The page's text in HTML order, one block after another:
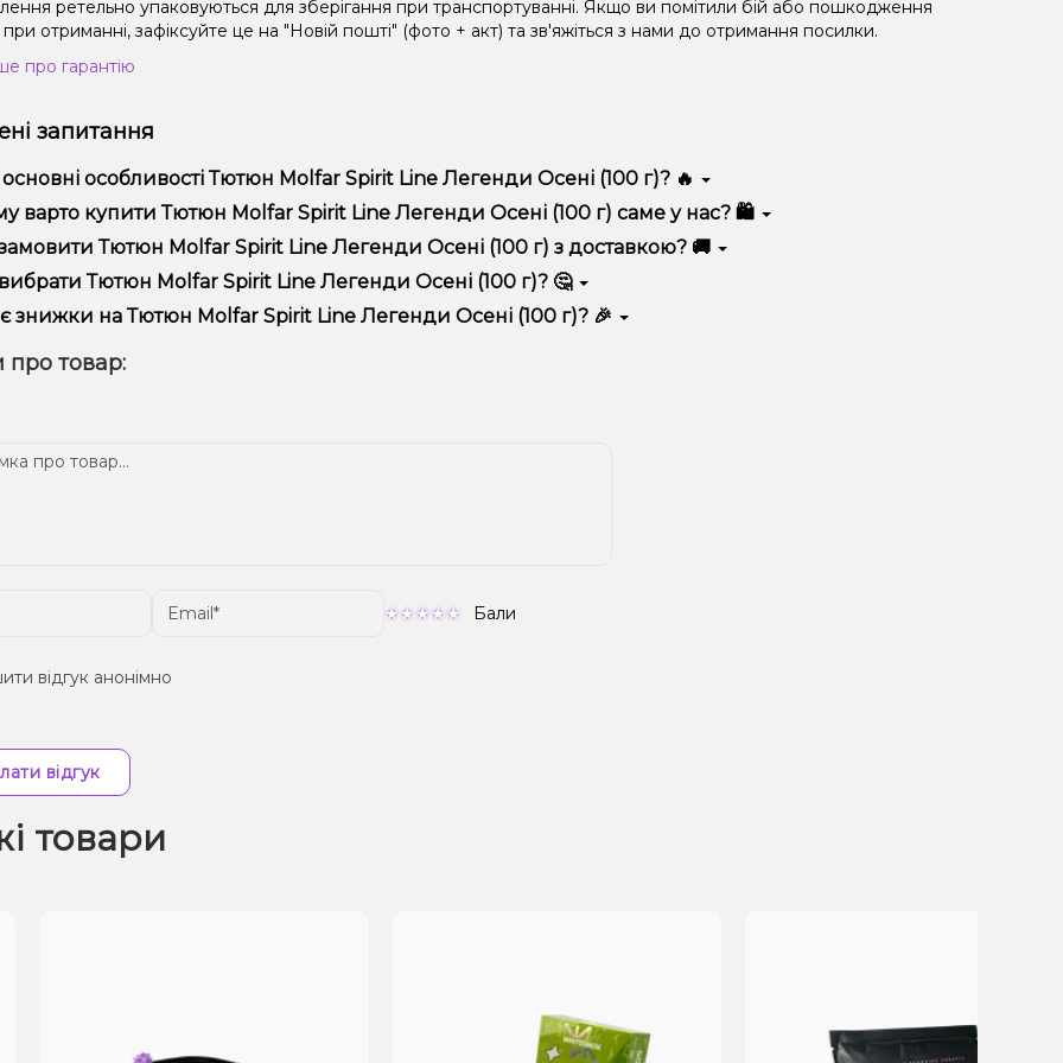
ретельно упаковуються для зберігання при транспортуванні. Якщо ви помітили бій або пошкодження
отриманні, зафіксуйте це на "Новій пошті" (фото + акт) та зв'яжіться з нами до отримання посилки.
про гарантію
запитання
основні особливості Тютюн Molfar Spirit Line Легенди Осені (100 г)? 🔥
Molfar Spirit Line Легенди Осені (100 г) відрізняється високою якістю, зручністю використання та надійністю.
варто купити Тютюн Molfar Spirit Line Легенди Осені (100 г) саме у нас? 🛍️
тільки оригінальну продукцію, широкий асортимент, вигідні ціни та швидку доставку. Крім того, у нас
акції та знижки для клієнтів!
Тютюн Molfar Spirit Line Легенди Осені (100 г) з доставкою? 🚚
замовлення можна в кілька кліків:
Додайте Тютюн Molfar Spirit Line Легенди Осені (100 г) до кошика.
Виберіть зручний спосіб оплати та доставки.
Тютюн Molfar Spirit Line Легенди Осені (100 г)? 🤔
залежить від ваших уподобань – наприклад, якщо це кальян, враховуйте розмір, матеріал та тип чаші, якщо
– потужність та смак. Наші менеджери допоможуть підібрати ідеальний варіант.
знижки на Тютюн Molfar Spirit Line Легенди Осені (100 г)? 🎉
телеграм-каналі, щоб не проґавити вигідні пропозиції!
про товар:
Бали
відгук анонімно
відгук
товари